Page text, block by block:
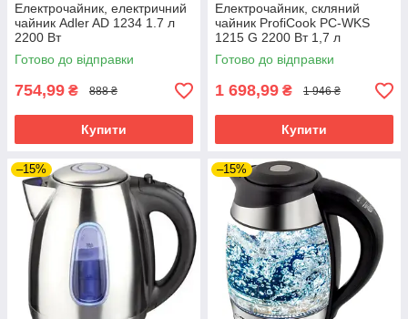
Електрочайник, електричний
чайник Adler AD 1234 1.7 л
2200 Вт
Готово до відправки
754,99 ₴ 888 ₴
Купити
Електрочайник, скляний
чайник ProfiCook PC-WKS
1215 G 2200 Вт 1,7 л
Готово до відправки
1 698,99 ₴ 1 946 ₴
Купити
–15% –15%